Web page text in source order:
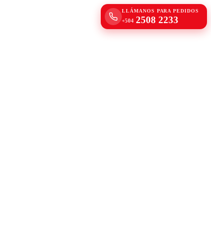
LLÁMANOS PARA PEDIDOS
+504 2508 2233